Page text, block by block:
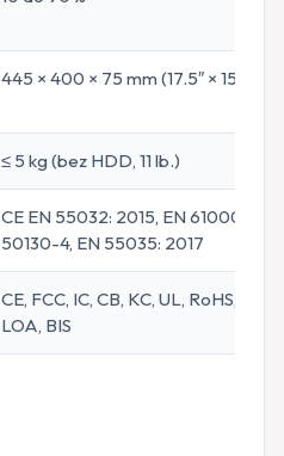
445 × 400 × 75 mm (17.5″ × 15.7″ ×
≤ 5 kg (bez HDD, 11 lb.)
CE EN 55032: 2015, EN 61000-3-
50130-4, EN 55035: 2017
CE, FCC, IC, CB, KC, UL, RoHS,
LOA, BIS